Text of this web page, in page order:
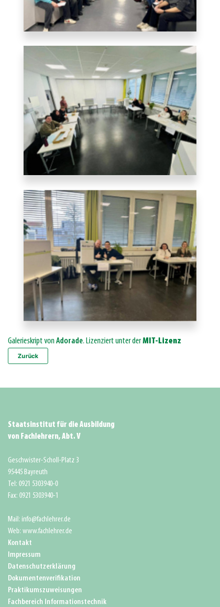
Galerieskript vonAdorade. Lizenziert unter derMIT-Lizenz
Zurück
Staatsinstitut für die Ausbildung
von Fachlehrern, Abt. V
Geschwister-Scholl-Platz 3
95445 Bayreuth
Tel: 0921 5303940-0
Fax: 0921 5303940-1
Mail: info@fachlehrer.de
Web: www.fachlehrer.de
Kontakt
Impressum
Datenschutzerklärung
Dokumentenverifikation
Praktikumszuweisungen
Fachbereich Informationstechnik